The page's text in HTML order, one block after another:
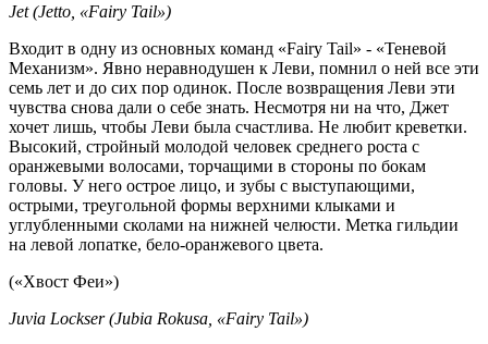
Jet (Jetto, «Fairy Tail»)
Входит в одну из основных команд «Fairy Tail» - «Теневой
Механизм». Явно неравнодушен к Леви, помнил о ней все эти
семь лет и до сих пор одинок. После возвращения Леви эти
чувства снова дали о себе знать. Несмотря ни на что, Джет
хочет лишь, чтобы Леви была счастлива. Не любит креветки.
Высокий, стройный молодой человек среднего роста с
оранжевыми волосами, торчащими в стороны по бокам
головы. У него острое лицо, и зубы с выступающими,
острыми, треугольной формы верхними клыками и
углубленными сколами на нижней челюсти. Метка гильдии
на левой лопатке, бело-оранжевого цвета.
(«Хвост Феи»)
Juvia Lockser (Jubia Rokusa, «Fairy Tail»)